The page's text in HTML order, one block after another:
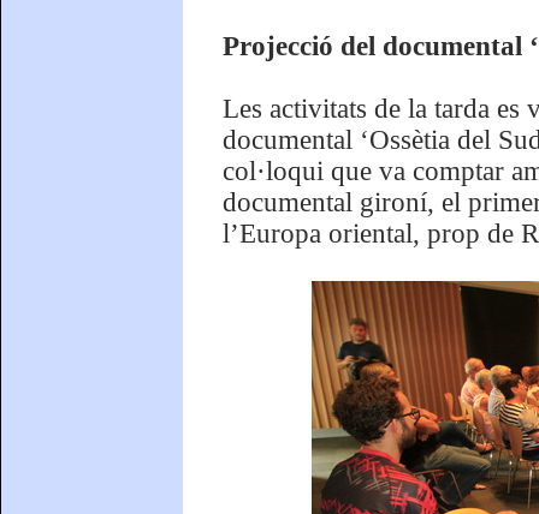
Projecció del documental
Les activitats de la tarda es
documental ‘Ossètia del
col·loqui que va comptar
documental gironí, el
l’Europa oriental, prop de